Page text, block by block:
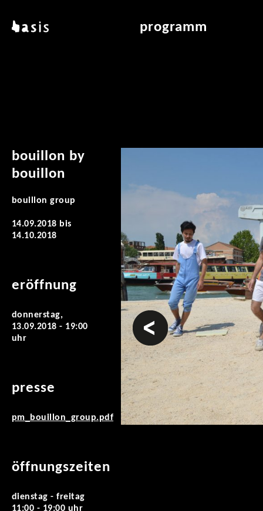
basis programm
bouillon by
bouillon
bouillon group
14.09.2018 bis
14.10.2018
eröffnung
donnerstag,
13.09.2018 - 19:00
uhr
presse
pm_bouillon_group.pdf
öffnungszeiten
dienstag - freitag
11:00 - 19:00 uhr
vorheriges